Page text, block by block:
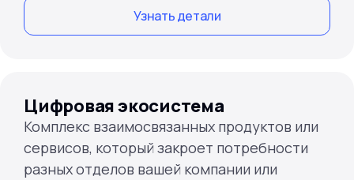
Узнать детали
Цифровая экосистема
Комплекс взаимосвязанных продуктов или
сервисов, который закроет потребности
разных отделов вашей компании или